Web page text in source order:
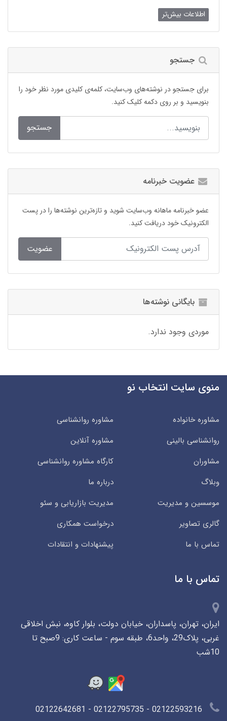
اطلاعات بیش‌تر
جستجو
برای جستجو در نوشته‌های وب‌سایت، کلمه‌ی کلیدی مورد نظر خود را
بنویسید و بر روی دکمه کلیک کنید.
جستجو
عضویت خبرنامه
عضو خبرنامه ماهانه وب‌سایت شوید و تازه‌ترین نوشته‌ها را در پست
الکترونیک خود دریافت کنید.
عضویت
بایگانی نوشته‌ها
موردی وجود ندارد.
منوی سایت انتخاب نو
مشاوره خانواده
مشاوره روانشناسی
روانشناسی بالینی
مشاوره آنلاین
مشاوران
کارگاه مشاوره روانشناسی
وبلاگ
درباره ما
موسسین و مدیریت
مدیریت بازاریابی و سئو
گالری تصاویر
درخواست همکاری
تماس با ما
پیشنهادات و انتقادات
تماس با ما
ایران، تهران، پاسداران، خیابان دولت، بلوار کاوه، نبش اخلاقی
غربی، پلاک29، واحد6، طبقه سوم - ساعت کاری: 9صبح تا
10شب